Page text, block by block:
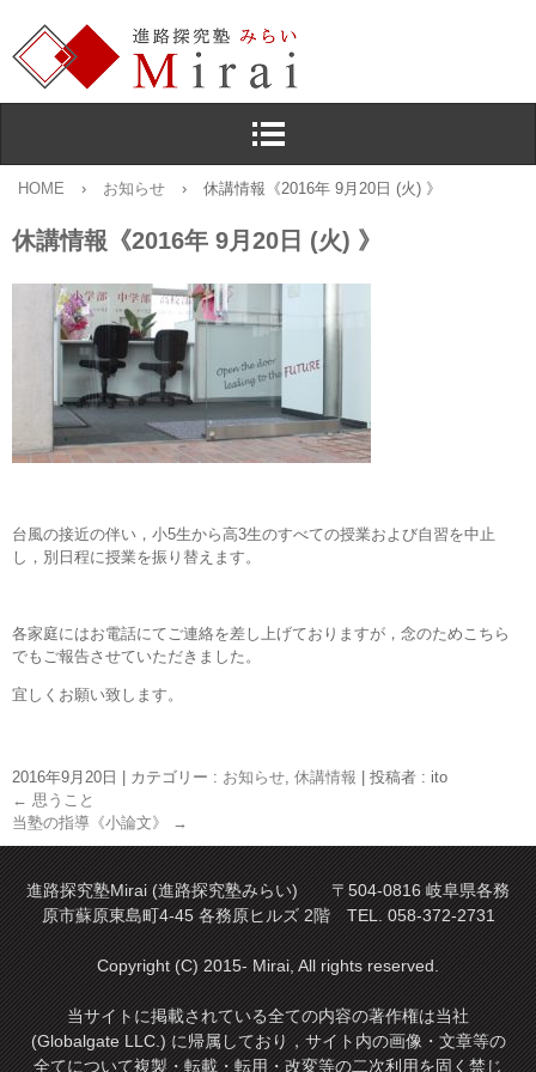
HOME › お知らせ › 休講情報《2016年 9月20日 (火) 》
休講情報《2016年 9月20日 (火) 》
台風の接近の伴い，小5生から高3生のすべての授業および自習を中止
し，別日程に授業を振り替えます。
各家庭にはお電話にてご連絡を差し上げておりますが，念のためこちら
でもご報告させていただきました。
宜しくお願い致します。
2016年9月20日 カテゴリー : お知らせ, 休講情報
投稿者 : ito
← 思うこと
当塾の指導《小論文》
→
進路探究塾Mirai (進路探究塾みらい) 〒504-0816 岐阜県各務
原市蘇原東島町4-45 各務原ヒルズ 2階 TEL. 058-372-2731
Copyright (C) 2015- Mirai, All rights reserved.
当サイトに掲載されている全ての内容の著作権は当社
(Globalgate LLC.) に帰属しており，サイト内の画像・文章等の
全てについて複製・転載・転用・改変等の二次利用を固く禁じ